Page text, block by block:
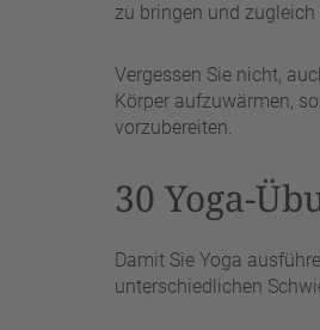
zu bringen und
Vergessen Sie nicht,
Körper aufzuwärmen,
vorzubereiten.
30 Yoga-
Damit Sie Yoga
unterschiedlichen